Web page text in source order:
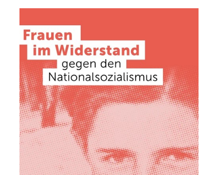
Hotels,
Restaurants
und
Shops